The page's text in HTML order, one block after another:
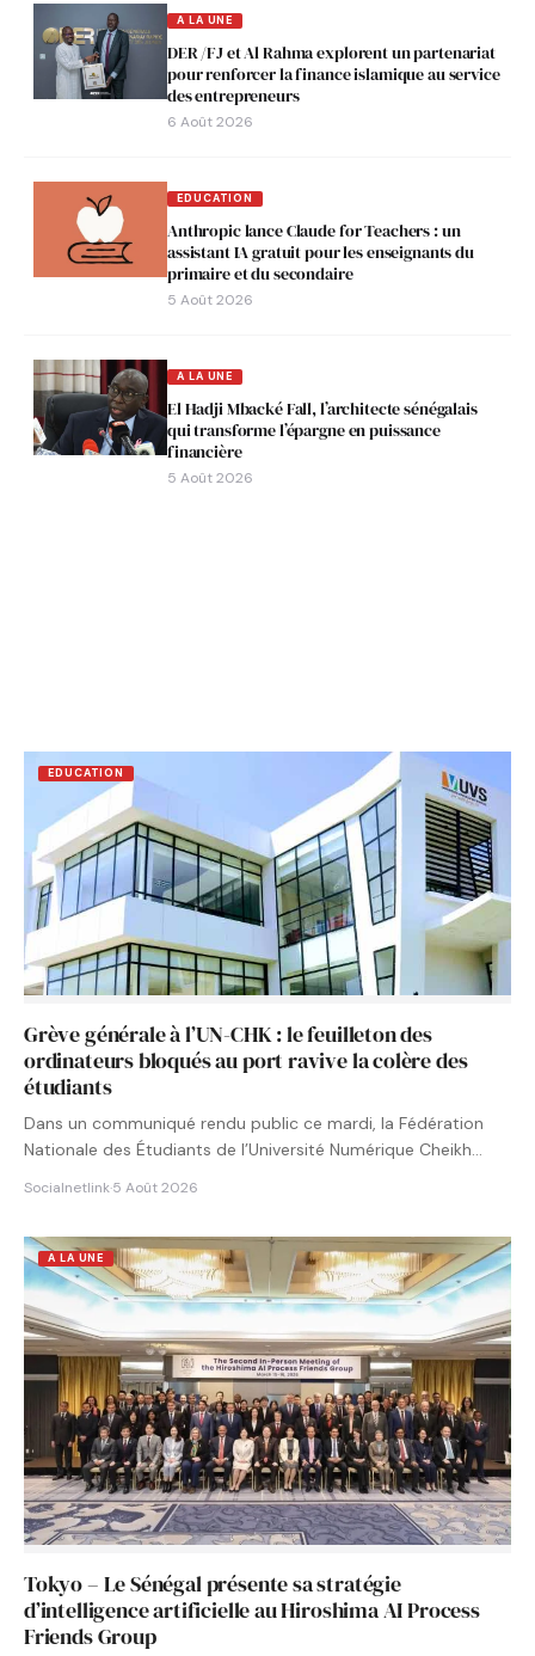
A LA UNE
DER /FJ et Al Rahma explorent un partenariat
pour renforcer la finance islamique au service
des entrepreneurs
6 Août 2026
EDUCATION
Anthropic lance Claude for Teachers : un
assistant IA gratuit pour les enseignants du
primaire et du secondaire
5 Août 2026
A LA UNE
El Hadji Mbacké Fall, l’architecte sénégalais
qui transforme l’épargne en puissance
financière
5 Août 2026
EDUCATION
Grève générale à l’UN-CHK : le feuilleton des
ordinateurs bloqués au port ravive la colère des
étudiants
Dans un communiqué rendu public ce mardi, la Fédération
Nationale des Étudiants de l’Université Numérique Cheikh
Socialnetlink·5 Août 2026
A LA UNE
Tokyo – Le Sénégal présente sa stratégie
d’intelligence artificielle au Hiroshima AI Process
Friends Group